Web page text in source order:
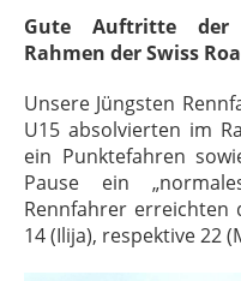
Gute Auftritte der
Rahmen der Swiss
Unsere Jüngsten
U15 absolvierten im
ein Punktefahren
Pause ein
Rennfahrer erreichten
14 (Ilija), respektive 22